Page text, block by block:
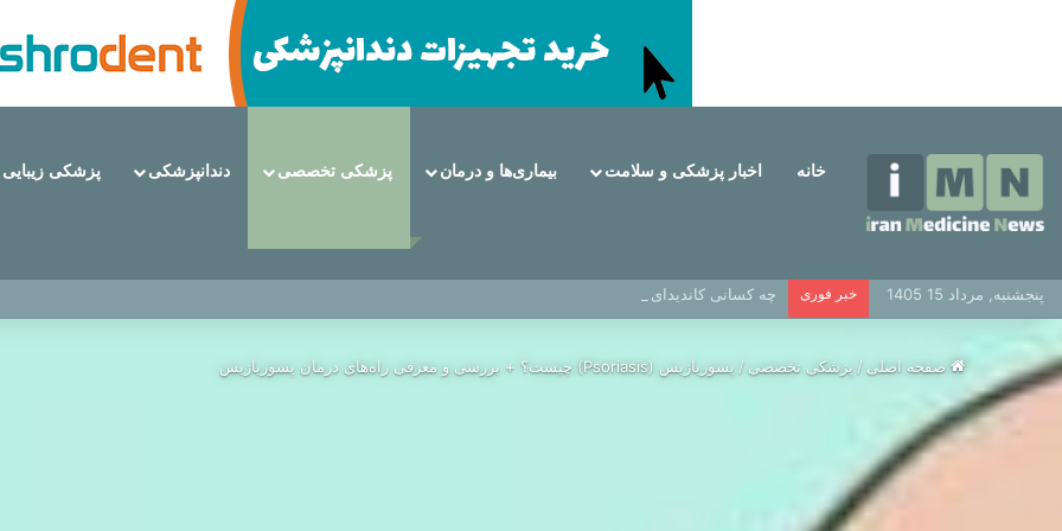
خانه اخبار پزشکی و سلامت بیماری‌ها و درمان پزشکی تخصصی دندانپزشکی پزشکی زیبایی
پنجشنبه, مرداد 15 1405 خبر فوری چه کسانی کاندیدای مناسب برای ایمپلنت دندان هستند؟
صفحه اصلی / پزشکی تخصصی / پسوریازیس (Psoriasis) چیست؟ + بررسی و معرفی راه‌های درمان پسوریازیس